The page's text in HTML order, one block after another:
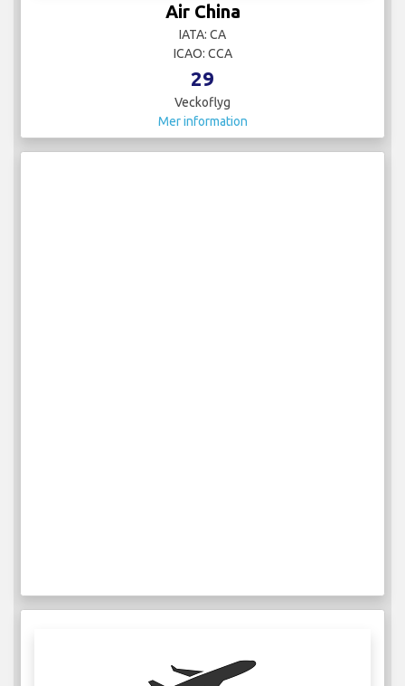
Air China
IATA: CA
ICAO: CCA
29
Veckoflyg
Mer information